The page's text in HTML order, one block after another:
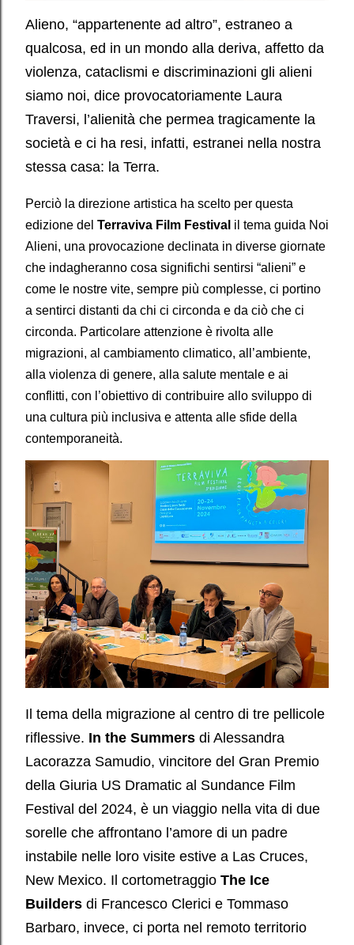
Alieno, “appartenente ad altro”, estraneo a
qualcosa, ed in un mondo alla deriva, affetto da
violenza, cataclismi e discriminazioni gli alieni
siamo noi, dice provocatoriamente Laura
Traversi, l’alienità che permea tragicamente la
società e ci ha resi, infatti, estranei nella nostra
stessa casa: la Terra.
Perciò la direzione artistica ha scelto per questa
edizione del Terraviva Film Festival il tema guida Noi
Alieni, una provocazione declinata in diverse giornate
che indagheranno cosa significhi sentirsi “alieni” e
come le nostre vite, sempre più complesse, ci portino
a sentirci distanti da chi ci circonda e da ciò che ci
circonda. Particolare attenzione è rivolta alle
migrazioni, al cambiamento climatico, all’ambiente,
alla violenza di genere, alla salute mentale e ai
conflitti, con l’obiettivo di contribuire allo sviluppo di
una cultura più inclusiva e attenta alle sfide della
contemporaneità.
Il tema della migrazione al centro di tre pellicole
riflessive. In the Summers di Alessandra
Lacorazza Samudio, vincitore del Gran Premio
della Giuria US Dramatic al Sundance Film
Festival del 2024, è un viaggio nella vita di due
sorelle che affrontano l’amore di un padre
instabile nelle loro visite estive a Las Cruces,
New Mexico. Il cortometraggio The Ice
Builders di Francesco Clerici e Tommaso
Barbaro, invece, ci porta nel remoto territorio